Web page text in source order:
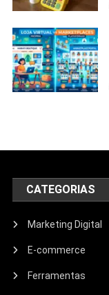
CATEGORIAS
Marketing Digital
E-commerce
Ferramentas